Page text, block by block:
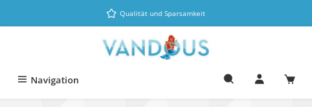
Zum Hauptinhalt springenQualität und Sparsamkeit
Navigation